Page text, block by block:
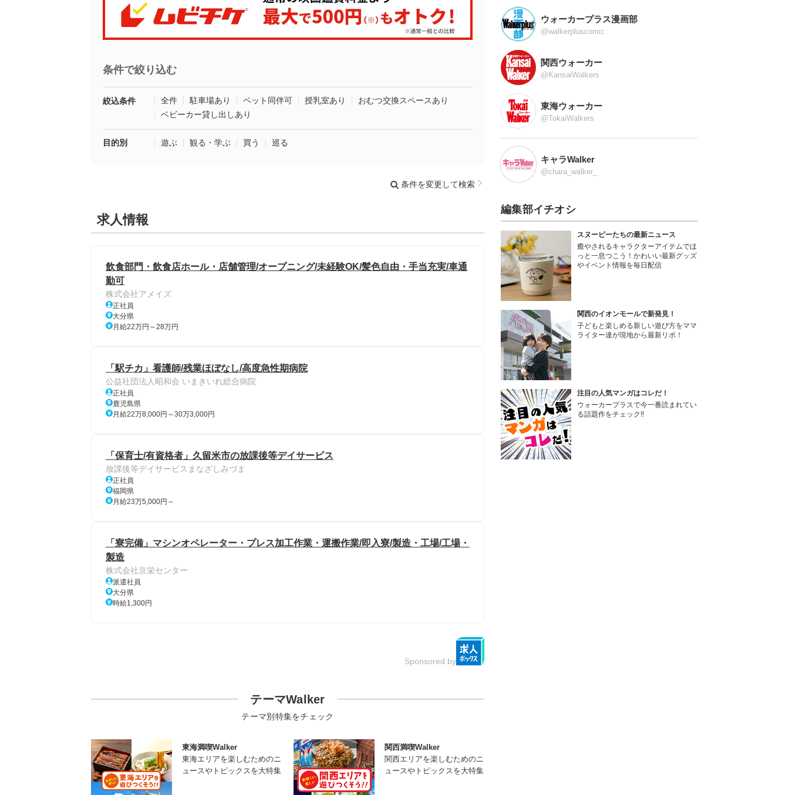
条件で絞り込む
絞込条件 全件 駐車場あり ペット同伴可 授乳室あり
おむつ交換スペースあり
ベビーカー貸し出しあり
目的別 遊ぶ 観る・学ぶ 買う 巡る
条件を変更して検索
求人情報
飲食部門・飲食店ホール・店舗管理/オープニング/未経験OK/髪色自由・手当充実/車通
勤可
株式会社アメイズ
正社員
大分県
月給22万円～28万円
「駅チカ」看護師/残業ほぼなし/高度急性期病院
公益社団法人昭和会 いまきいれ総合病院
正社員
鹿児島県
月給22万8,000円～30万3,000円
「保育士/有資格者」久留米市の放課後等デイサービス
放課後等デイサービスまなざしみづま
正社員
福岡県
月給23万5,000円～
「寮完備」マシンオペレーター・プレス加工作業・運搬作業/即入寮/製造・工場/工場・
製造
株式会社京栄センター
派遣社員
大分県
時給1,300円
Sponsored by
テーマWalker
テーマ別特集をチェック
東海満喫Walker
東海エリアを楽しむためのニ
ュースやトピックスを大特集
関西満喫Walker
関西エリアを楽しむためのニ
ュースやトピックスを大特集
ウォーカープラス漫画部
@walkerpluscomic
関西ウォーカー
@KansaiWalkers
東海ウォーカー
@TokaiWalkers
キャラWalker
@chara_walker_
編集部イチオシ
スヌーピーたちの最新ニュース
癒やされるキャラクターアイテムでほ
っと一息つこう！かわいい最新グッズ
やイベント情報を毎日配信
関西のイオンモールで新発見！
子どもと楽しめる新しい遊び方をママ
ライター達が現地から最新リポ！
注目の人気マンガはコレだ！
ウォーカープラスで今一番読まれてい
る話題作をチェック!!